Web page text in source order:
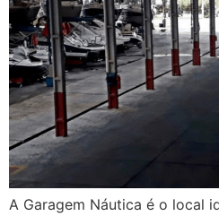
A Garagem Náutica é o local